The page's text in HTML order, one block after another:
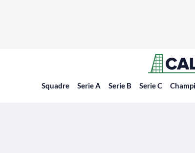
Squadre Serie A Serie B Serie C